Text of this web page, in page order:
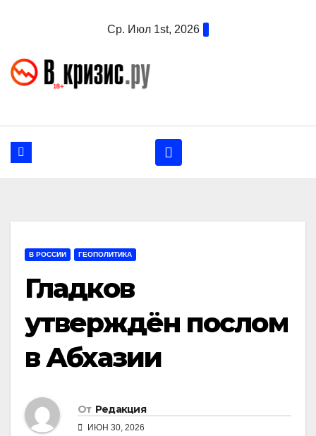
Ср. Июл 1st, 2026
В РОССИИ ГЕОПОЛИТИКА
Гладков
утверждён послом
в Абхазии
От Редакция
ИЮН 30, 2026